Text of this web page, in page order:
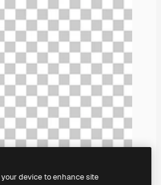
device to enhance site